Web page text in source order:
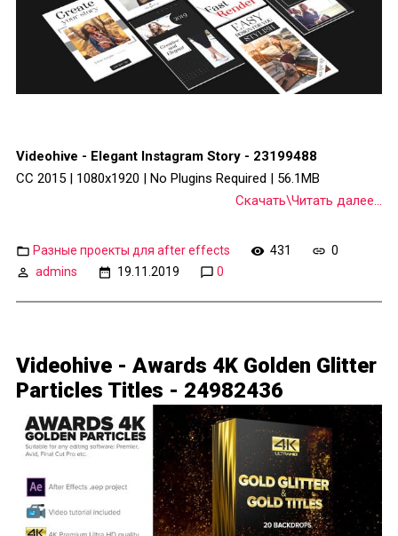
Videohive - Elegant Instagram Story - 23199488
CC 2015 | 1080x1920 | No Plugins Required | 56.1MB
Скачать\Читать далее...
Разные проекты для after effects 431
0
admins
19.11.2019 0
Videohive - Awards 4K Golden Glitter
Particles Titles - 24982436